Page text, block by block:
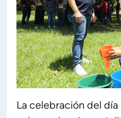
La celebración del